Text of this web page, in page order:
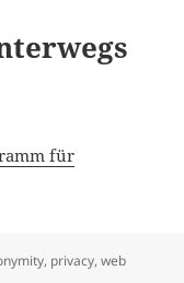
für
, privacy,web